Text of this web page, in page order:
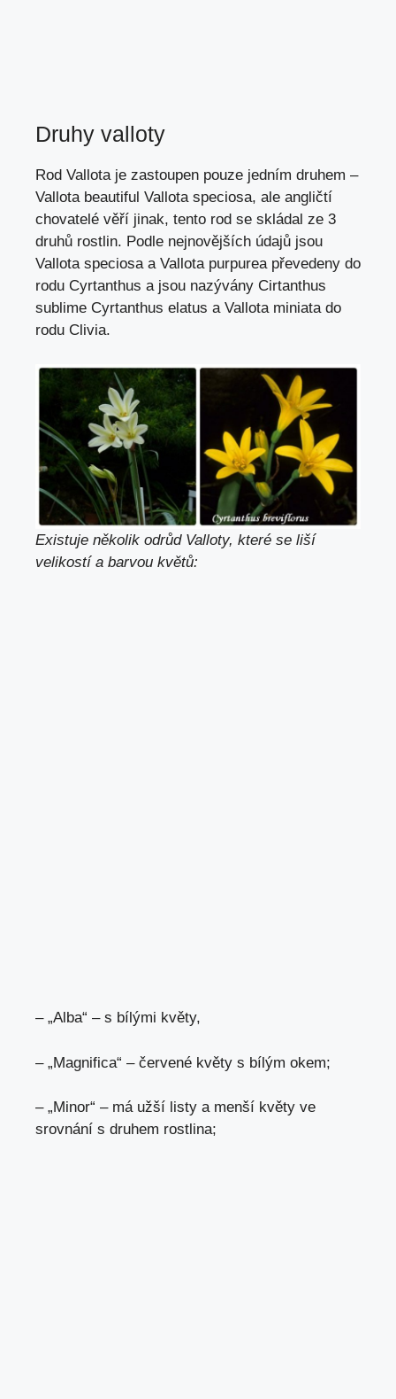
Druhy valloty
Rod Vallota je zastoupen pouze jedním druhem –
Vallota beautiful Vallota speciosa, ale angličtí
chovatelé věří jinak, tento rod se skládal ze 3
druhů rostlin. Podle nejnovějších údajů jsou
Vallota speciosa a Vallota purpurea převedeny do
rodu Cyrtanthus a jsou nazývány Cirtanthus
sublime Cyrtanthus elatus a Vallota miniata do
rodu Clivia.
Existuje několik odrůd Valloty, které se liší
velikostí a barvou květů:
– „Alba“ – s bílými květy,
– „Magnifica“ – červené květy s bílým okem;
– „Minor“ – má užší listy a menší květy ve
srovnání s druhem rostlina;